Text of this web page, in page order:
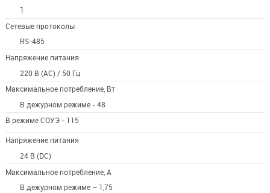
1
Сетевые протоколы
RS-485
Напряжение питания
220 В (AC) / 50 Гц
Максимальное потребление, Вт
В дежурном режиме - 48
В режиме СОУЭ - 115
Напряжение питания
24 В (DC)
Максимальное потребление, А
В дежурном режиме – 1,75